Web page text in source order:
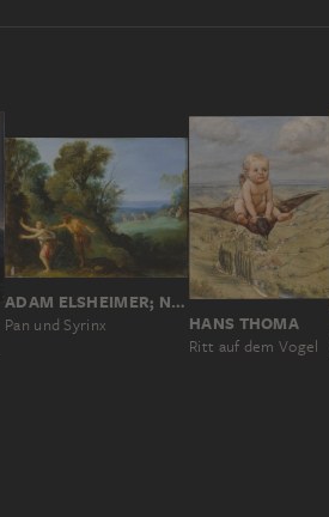
ADAM ELSHEIMER; NACHFOLGE
Pan und Syrinx HANS THOMA
Ritt auf dem Vogel